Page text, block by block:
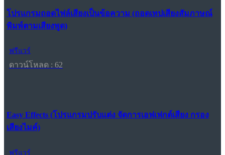
โปรแกรมถอดไฟล์เสียงเป็นข้อความ (ถอดเทปเสียงสัมภาษณ์
พิมพ์ตามเสียงพูด)
ฟรีแวร์
ดาวน์โหลด : 62
Easy Effects (โปรแกรมปรับแต่ง จัดการเอฟเฟกต์เสียง กรอง
เสียงไมค์)
ฟรีแวร์